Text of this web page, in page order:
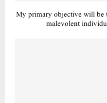
My primary objective will be
malevolent